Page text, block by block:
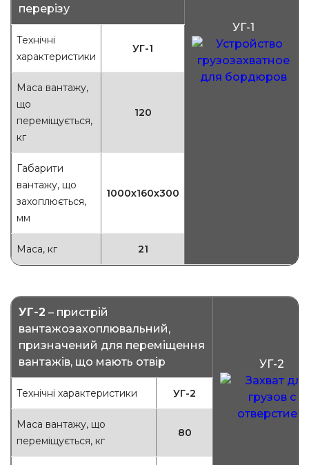
перерізу
УГ-1
Технічні
характеристики
УГ-1
Маса вантажу,
що
переміщується,
кг
120
Габарити
вантажу, що
захоплюється,
мм
1000х160х300
Маса, кг 21
УГ-2 – пристрій
вантажозахоплювальний,
призначений для переміщення
вантажів, що мають отвір
УГ-2
Технічні характеристики УГ-2
Маса вантажу, що
переміщується, кг
80